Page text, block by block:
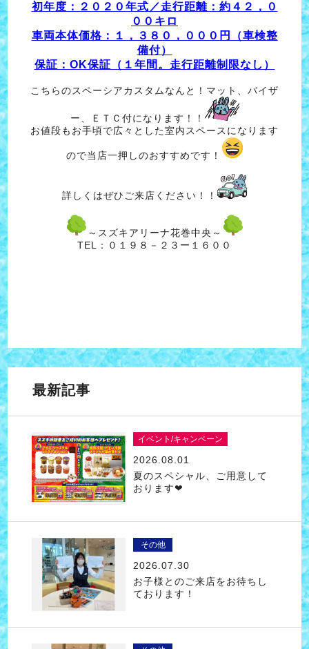
初年度：２０２０年式／走行距離：約４２，０
００キロ
車両本体価格：１，３８０，０００円（車検整
備付）
保証：OK保証（１年間。走行距離制限なし）
こちらのスペーシアカスタムなんと！マット、バイザ
ー、ＥＴＣ付になります！！
お値段もお手頃で広々とした室内スペースになります
ので当店一押しのおすすめです！
詳しくはぜひご来店ください！！
～スズキアリーナ花巻中央～
TEL：０１９８－２３ー１６００
最新記事
イベント/キャンペーン
2026.08.01
夏のスペシャル、ご用意して
おります❤
その他
2026.07.30
お子様とのご来店をお待ちし
ております！